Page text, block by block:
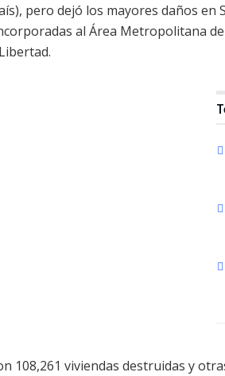
pero dejó los mayores daños
al Área Metropolitana
108,261 viviendas destruidas y